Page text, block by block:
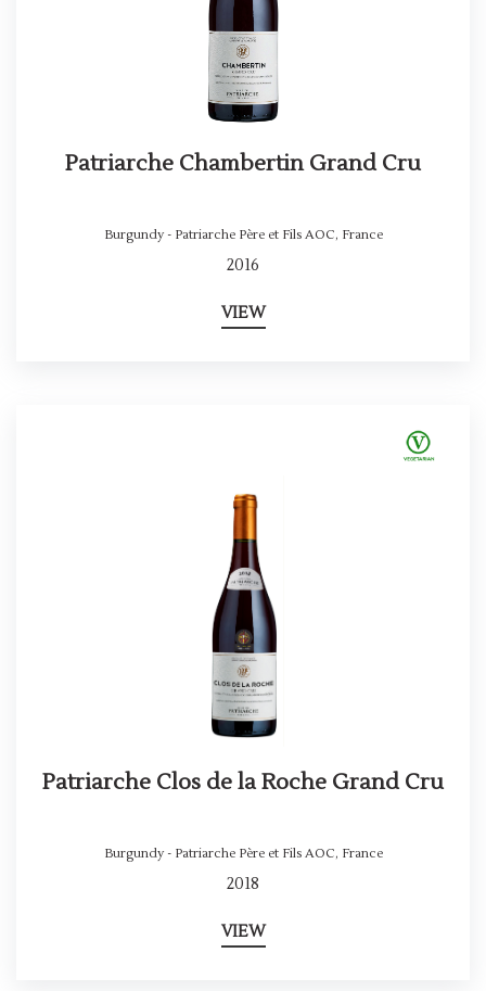
Patriarche Chambertin Grand Cru
Burgundy - Patriarche Père et Fils AOC, France
2016
VIEW
Patriarche Clos de la Roche Grand Cru
Burgundy - Patriarche Père et Fils AOC, France
2018
VIEW